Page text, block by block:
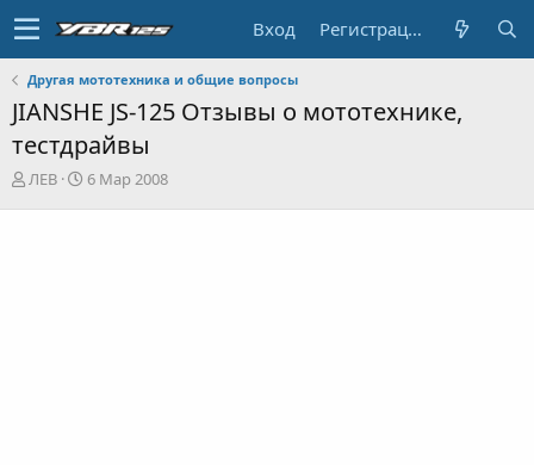
Вход Регистрация
Другая мототехника и общие вопросы
JIANSHE JS-125 Отзывы о мототехнике,
тестдрайвы
А
ЛЕВ
Д
6 Мар 2008